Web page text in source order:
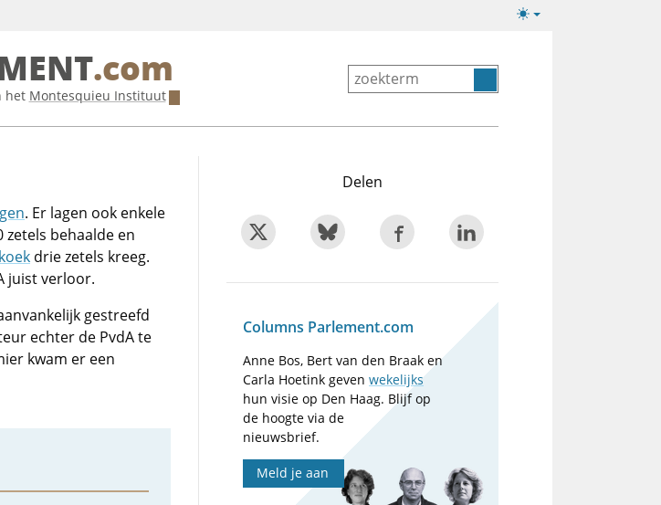
Lichte/donkere
.com
het Montesquieu Instituut
. Er lagen ook enkele
zetels behaalde en
drie zetels kreeg.
juist verloor.
gestreefd
echter de PvdA te
kwam er een
Delen
Columns Parlement.com
Anne Bos, Bert van den Braak en
Carla Hoetink gevenwekelijks
hun visie op Den Haag. Blijf op
de hoogte via de
nieuwsbrief.
Meld je aan